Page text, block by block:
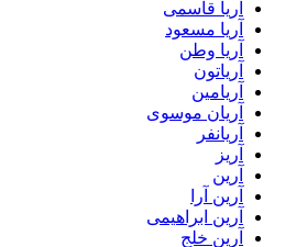
آریا قاسمی
آریا مسعود
آریا وطن
آریاتون
آریامین
آریان موسوی
آریانفر
آریز
آرین
آرین آرا
آرین ابراهیمی
آرین خلج